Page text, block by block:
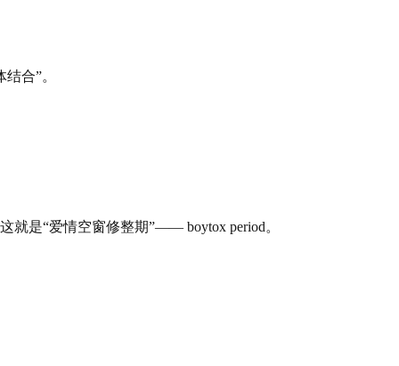
合”。
就是“爱情空窗修整期”—— boytox period。